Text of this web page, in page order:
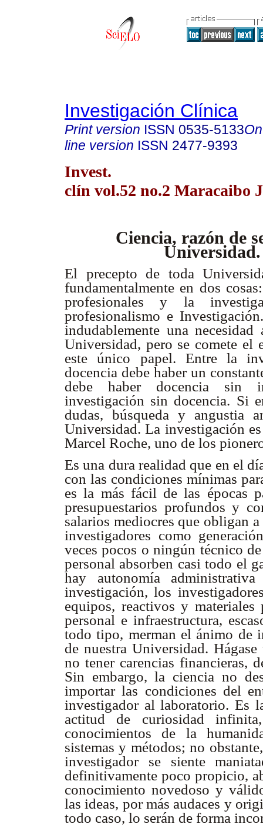
Investigación Clínica
Print version ISSN 0535-5133
line version ISSN 2477-9393
Invest.
clín vol.52 no.2 Maracaibo
Ciencia, razón de
El precepto de toda
fundamentalmente en dos
profesionales y la
profesionalismo e
indudablemente una necesidad
Universidad, pero se comete el
este único papel. Entre la
docencia debe haber un
debe haber docencia sin
investigación sin docencia. Si
dudas, búsqueda y angustia
Universidad. La investigación
Marcel Roche, uno de los
Es una dura realidad que en el
con las condiciones mínimas
es la más fácil de las épocas
presupuestarios profundos y
salarios mediocres que obligan
investigadores como
veces pocos o ningún técnico
personal absorben casi todo el
hay autonomía
investigación, los
equipos, reactivos y
personal e infraestructura,
todo tipo, merman el ánimo de
de nuestra Universidad.
no tener carencias financieras,
Sin embargo, la ciencia no
importar las condiciones del
investigador al laboratorio. Es
actitud de curiosidad
conocimientos de la
sistemas y métodos; no
investigador se siente
definitivamente poco propicio,
conocimiento novedoso y
las ideas, por más audaces y
todo caso, lo serán de forma